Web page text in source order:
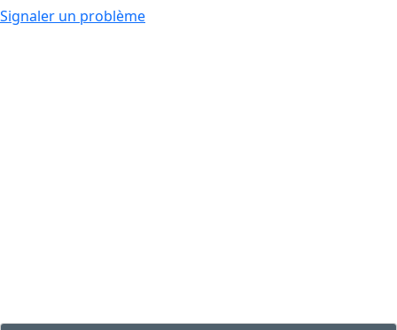
Signaler un problème